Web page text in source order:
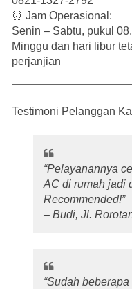
⏰ Jam Operasional:
Senin – Sabtu, pukul
Minggu dan hari libur
perjanjian
Testimoni Pelanggan
“Pelayanannya
AC di rumah jadi
Recommended!”
– Budi, Jl.
“Sudah